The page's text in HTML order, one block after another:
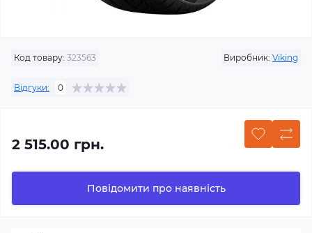
Код товару: 323563 Виробник: Viking
Відгуки: 0
2 515.00 грн.
Повідомити про наявність